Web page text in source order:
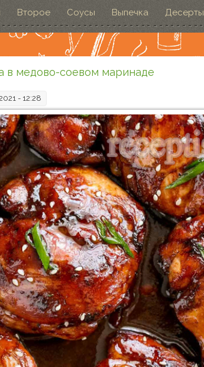
Второе Соусы Выпечка Десерты
в медово-соевом маринаде
- 12:28